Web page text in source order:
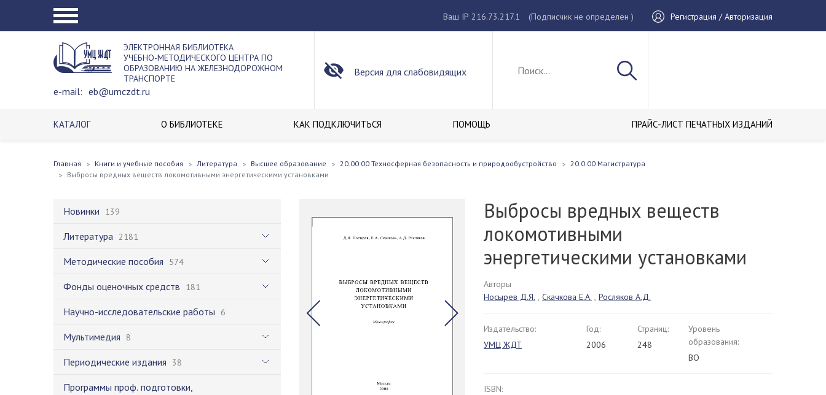
Ваш IP 216.73.217.1 (Подписчик не определен ) Регистрация / Авторизация
ЭЛЕКТРОННАЯ БИБЛИОТЕКА
УЧЕБНО-МЕТОДИЧЕСКОГО ЦЕНТРА ПО
ОБРАЗОВАНИЮ НА ЖЕЛЕЗНОДОРОЖНОМ
ТРАНСПОРТЕ
e-mail: eb@umczdt.ru
Версия для слабовидящих
КАТАЛОГ О БИБЛИОТЕКЕ КАК ПОДКЛЮЧИТЬСЯ ПОМОЩЬ ПРАЙС-ЛИСТ ПЕЧАТНЫХ ИЗДАНИЙ
Главная Книги и учебные пособия Литература Высшее образование 20.00.00 Техносферная безопасность и природообустройство
20.0.00 Магистратура
Выбросы вредных веществ локомотивными энергетическими установками
Новинки 139
Литература 2181
Методические пособия 574
Фонды оценочных средств 181
Научно-исследовательские работы 6
Мультимедия 8
Периодические издания 38
Программы проф. подготовки,
Выбросы вредных веществ
локомотивными
энергетическими установками
Авторы
Носырев Д.Я. , Скачкова Е.А. , Росляков А.Д.
Издательство:
УМЦ ЖДТ
Год:
2006
Страниц:
248
Уровень
образования:
ВО
ISBN: